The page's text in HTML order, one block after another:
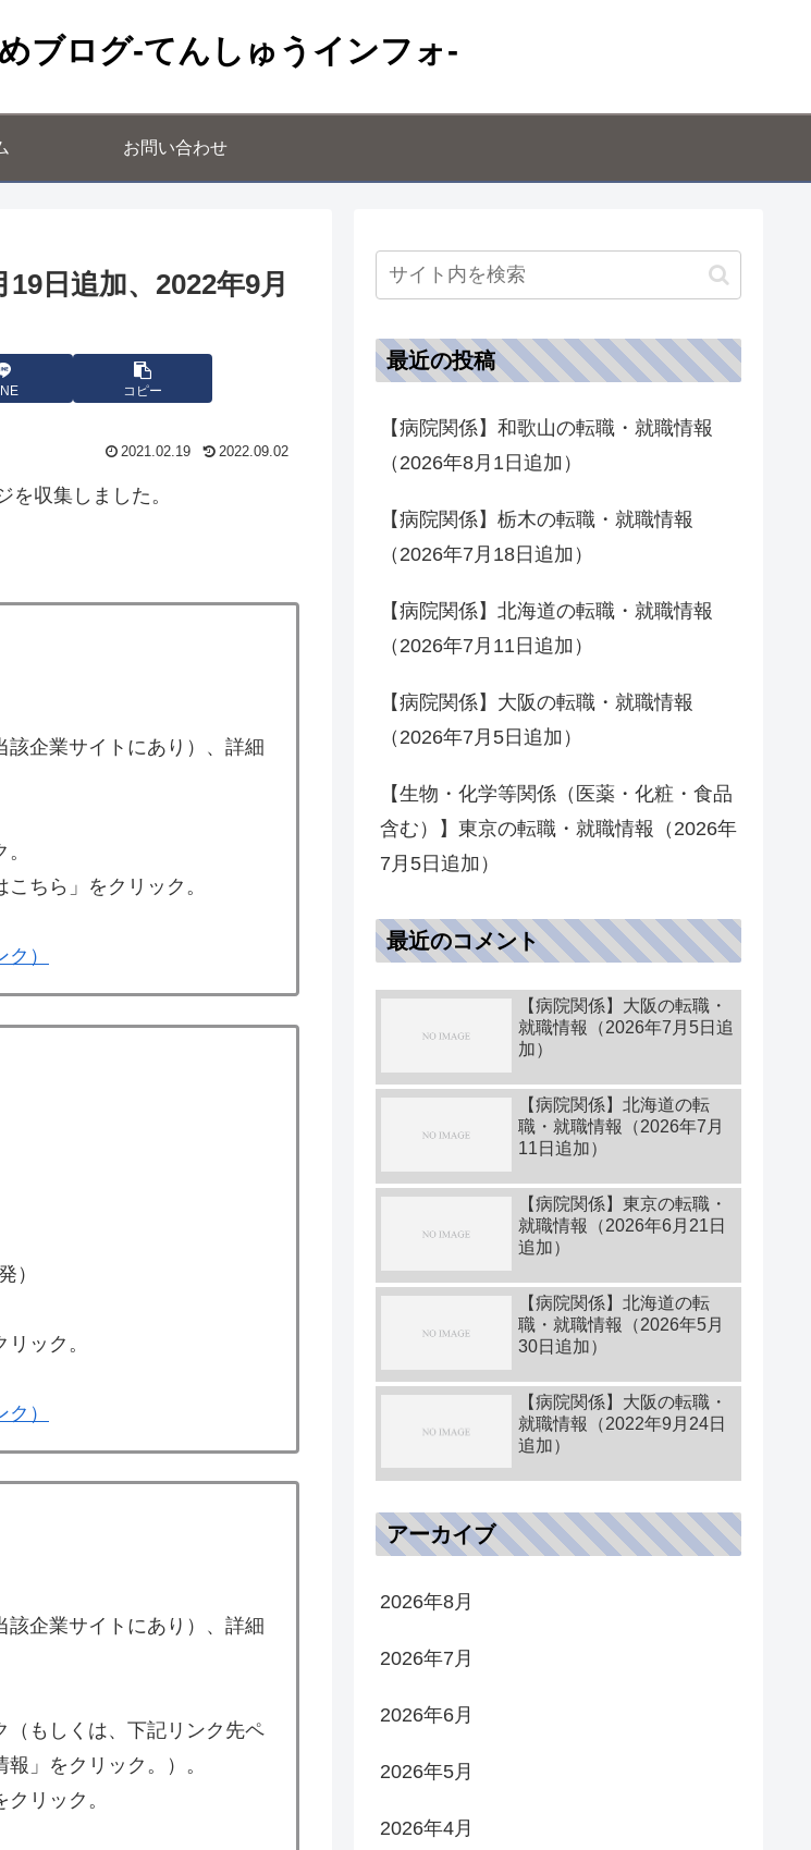
ブログ-てんしゅうインフォ-
お問い合わせ
日追加、2022年9月
コピー
2021.02.19 2022.09.02
収集しました。
該企業サイトにあり）、詳細
ちら」をクリック。
）
）
ック。
）
該企業サイトにあり）、詳細
（もしくは、下記リンク先ペ
」をクリック。）。
リック。
最近の投稿
【病院関係】和歌山の転職・就職情報
（2026年8月1日追加）
【病院関係】栃木の転職・就職情報
（2026年7月18日追加）
【病院関係】北海道の転職・就職情報
（2026年7月11日追加）
【病院関係】大阪の転職・就職情報
（2026年7月5日追加）
【生物・化学等関係（医薬・化粧・食品
含む）】東京の転職・就職情報（2026年
7月5日追加）
最近のコメント
【病院関係】大阪の転職・
就職情報（2026年7月5日追
加）
【病院関係】北海道の転
職・就職情報（2026年7月
11日追加）
【病院関係】東京の転職・
就職情報（2026年6月21日
追加）
【病院関係】北海道の転
職・就職情報（2026年5月
30日追加）
【病院関係】大阪の転職・
就職情報（2022年9月24日
追加）
アーカイブ
2026年8月
2026年7月
2026年6月
2026年5月
2026年4月